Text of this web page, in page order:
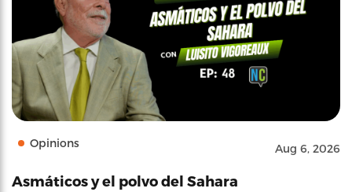
Opinions Aug 6, 2026
Asmáticos y el polvo del Sahara